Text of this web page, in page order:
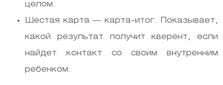
целом.
Шестая карта — карта-итог. Показывает,
какой результат получит кверент, если
найдет контакт со своим внутренним
ребенком.